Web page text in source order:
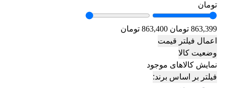
تومان
863,399 تومان
863,400 تومان
اعمال فیلتر قیمت
وضعیت کالا
نمایش کالاهای موجود
فیلتر بر اساس برند: